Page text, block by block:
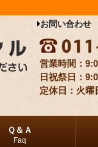
お問い合わせ
定休日：火曜
Ｑ＆Ａ
Faq